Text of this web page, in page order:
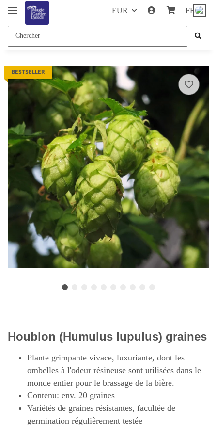
EUR FR
BESTSELLER
Houblon (Humulus lupulus) graines
Plante grimpante vivace, luxuriante, dont les
ombelles à l'odeur résineuse sont utilisées dans le
monde entier pour le brassage de la bière.
Contenu: env. 20 graines
Variétés de graines résistantes, facultée de
germination régulièrement testée